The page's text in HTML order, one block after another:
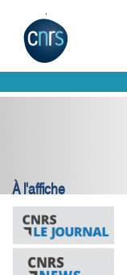
À l'affiche